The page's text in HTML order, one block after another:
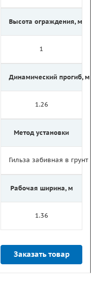
Высота ограждения, м
1
Динамический прогиб, м
1.26
Метод установки
Гильза забивная в грунт
Рабочая ширина, м
1.36
Заказать товар